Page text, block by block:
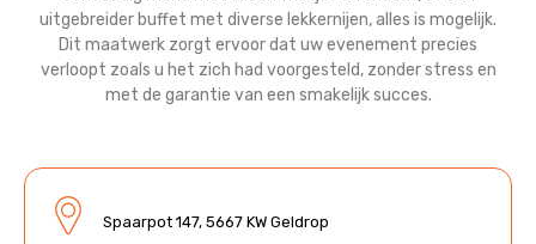
uitgebreider buffet met diverse lekkernijen, alles is mogelijk.
Dit maatwerk zorgt ervoor dat uw evenement precies
verloopt zoals u het zich had voorgesteld, zonder stress en
met de garantie van een smakelijk succes.
Spaarpot 147, 5667 KW Geldrop